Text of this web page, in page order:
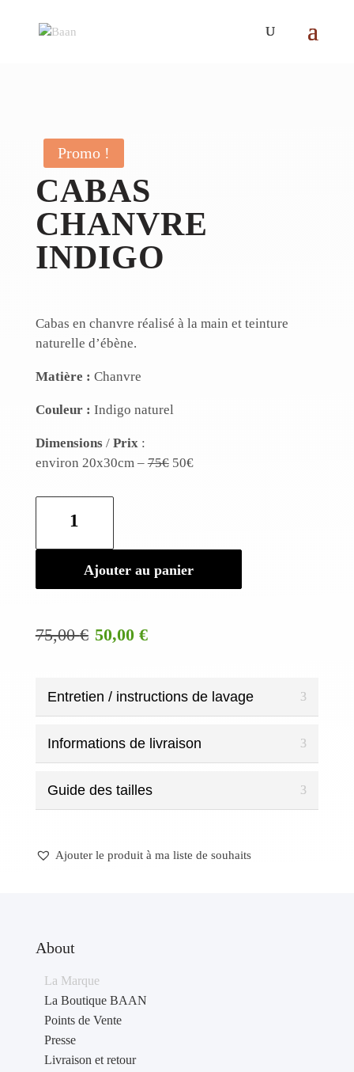
Promo !
CABAS
CHANVRE
INDIGO
Cabas en chanvre réalisé à la main et teinture
naturelle d’ébène.
Matière : Chanvre
Couleur : Indigo naturel
Dimensions/ Prix:
environ 20x30cm –75€50€
Cabas
Indigo
Ajouter au panier
75,00€ Le
prix
était :
75,00 €.
50,00 €Le
est :
50,00 €.
Entretien / instructions de lavage
Informations de livraison
Guide des tailles
Ajouter le produit à ma liste de souhaits
About
La Marque
La Boutique BAAN
Points de Vente
Presse
Livraison et retour